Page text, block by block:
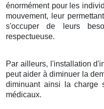
énormément pour les
mouvement, leur
s'occuper de leurs
respectueuse.
Par ailleurs, l'installation
peut aider à diminuer la
diminuant ainsi la charge
médicaux.